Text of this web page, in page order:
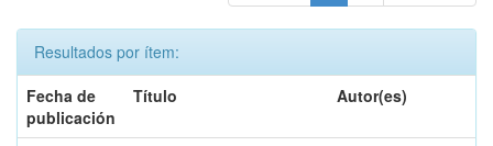
Resultados por ítem:
Fecha de
publicación
Título Autor(es)